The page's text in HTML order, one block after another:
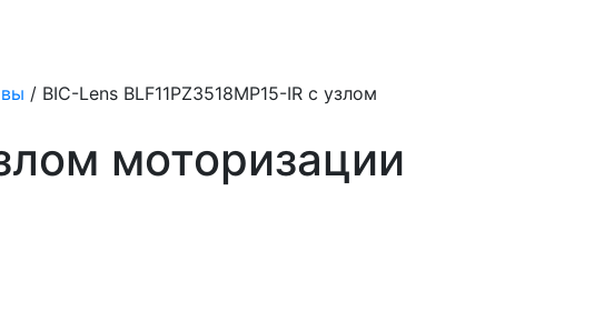
/ BIC-Lens BLF11PZ3518MP15-IR с узлом
моторизации